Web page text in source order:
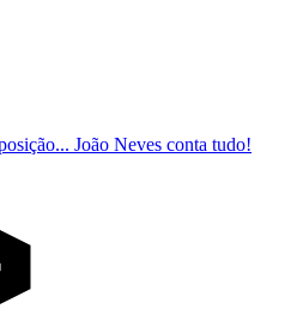
João Neves conta tudo!